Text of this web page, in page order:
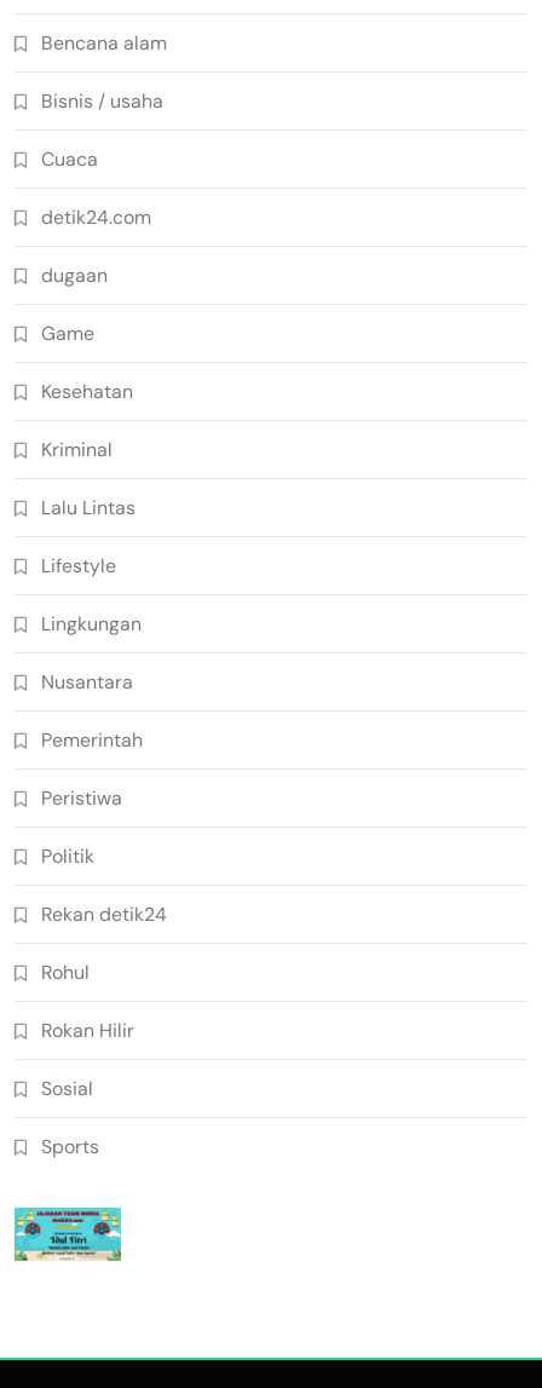
Bencana alam
Bisnis / usaha
Cuaca
detik24.com
dugaan
Game
Kesehatan
Kriminal
Lalu Lintas
Lifestyle
Lingkungan
Nusantara
Pemerintah
Peristiwa
Politik
Rekan detik24
Rohul
Rokan Hilir
Sosial
Sports